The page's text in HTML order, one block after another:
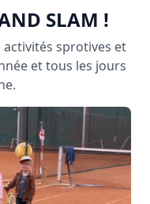
SLAM !
sprotives et
et tous les jours